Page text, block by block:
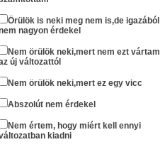
stewe81
Sziasztok! Él még azért az oldal?
febr 11 : 14:49
Nem gondoltam volna resolve , hogy te
még fellátogatsz az oldalra.
Xbox -os léted révén gondoltam hogy lesz
egy Series géped.
Én lassan két hete várom hogy
Örülök is neki meg nem is,de igazából
nagyon érdekel
Nem örülök neki,mert nem ezt vártam
új változattól
Nem örülök neki,mert ez egy vicc
Abszolút nem érdekel
Nem értem, hogy miért kell ennyi
kiadni